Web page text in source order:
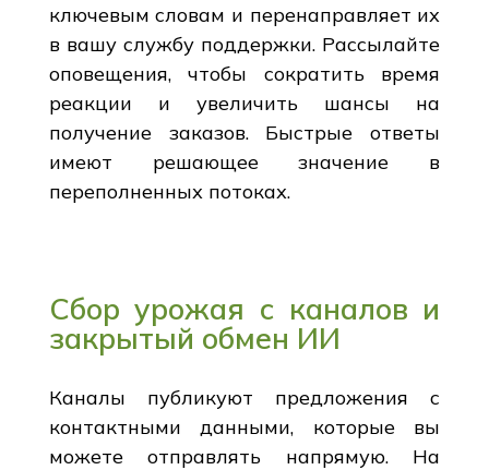
ключевым словам и перенаправляет их
в вашу службу поддержки. Рассылайте
оповещения, чтобы сократить время
реакции и увеличить шансы на
получение заказов. Быстрые ответы
имеют решающее значение в
переполненных потоках.
Сбор урожая с каналов и
закрытый обмен ИИ
Каналы публикуют предложения с
контактными данными, которые вы
можете отправлять напрямую. На